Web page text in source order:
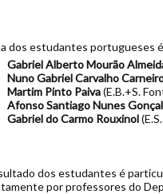
dos estudantes portugueses
Gabriel Alberto Mourão
Nuno Gabriel Carvalho
Martim Pinto Paiva(E.B.+S.
Afonso Santiago Nunes
Gabriel do Carmo Rouxinol
dos estudantes é
por professores do